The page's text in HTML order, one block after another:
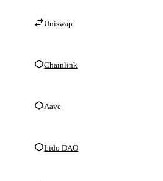
Uniswap
Chainlink
Aave
Lido DAO